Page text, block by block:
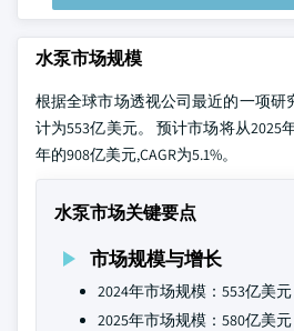
水泵市场规模
根据全球市场透视公司最近的一项研
计为553亿美元。 预计市场将从2025
年的908亿美元,CAGR为5.1%。
水泵市场关键要点
市场规模与增长
2024年市场规模：553亿美元
2025年市场规模：580亿美元